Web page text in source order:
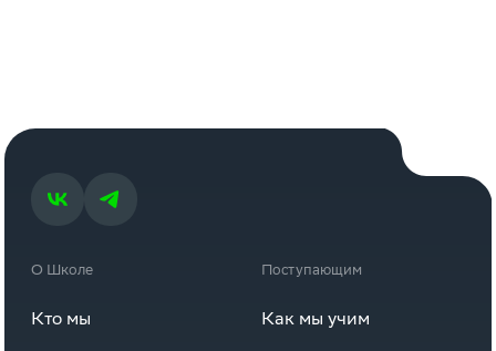
О Школе
Кто мы
Поступающим
Как мы учим